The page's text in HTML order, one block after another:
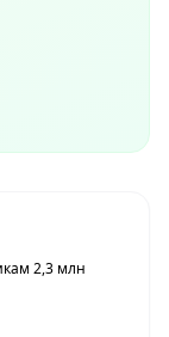
2,3 млн